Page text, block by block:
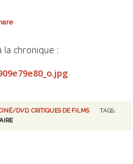
la chronique :
DVD, CRITIQUES DE FILMS
TAGS :